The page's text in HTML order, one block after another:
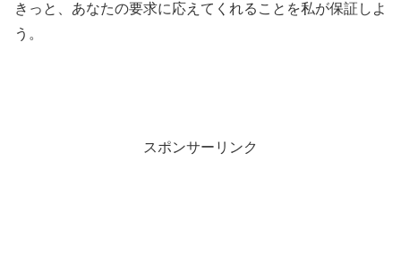
きっと、あなたの要求に応えてくれることを私が保証しよ
う。
スポンサーリンク